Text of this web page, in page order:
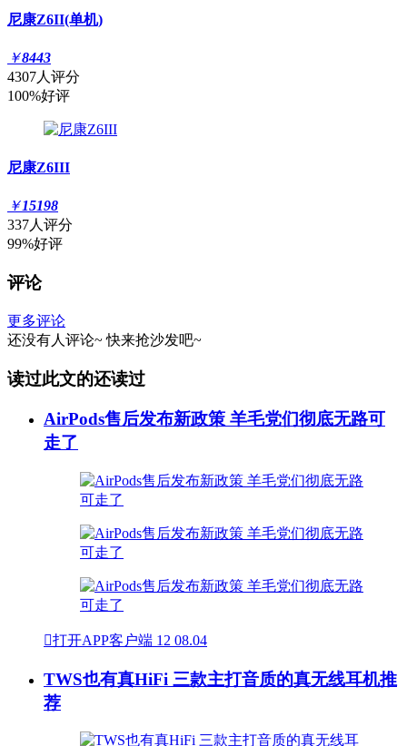
尼康Z6II(单机)
￥8443
4307人评分
100%好评
尼康Z6III
￥15198
337人评分
99%好评
评论
更多评论
还没有人评论~ 快来抢沙发吧~
读过此文的还读过
AirPods售后发布新政策 羊毛党们彻底无路可
走了
打开APP客户端 12 08.04
TWS也有真HiFi 三款主打音质的真无线耳机推
荐